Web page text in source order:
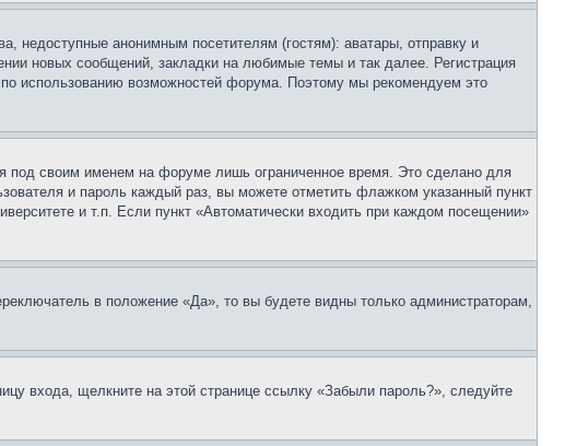
недоступные анонимным посетителям (гостям): аватары, отправку и
новых сообщений, закладки на любимые темы и так далее. Регистрация
использованию возможностей форума. Поэтому мы рекомендуем это
под своим именем на форуме лишь ограниченное время. Это сделано для
и пароль каждый раз, вы можете отметить флажком указанный пункт
и т.п. Если пункт «Автоматически входить при каждом посещении»
в положение «Да», то вы будете видны только администраторам,
входа, щелкните на этой странице ссылку «Забыли пароль?», следуйте